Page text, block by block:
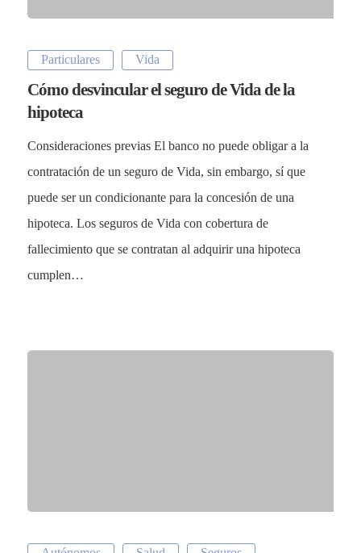
Particulares Vida
Cómo desvincular el seguro de Vida de la
hipoteca
Consideraciones previas El banco no puede obligar a la
contratación de un seguro de Vida, sin embargo, sí que
puede ser un condicionante para la concesión de una
hipoteca. Los seguros de Vida con cobertura de
fallecimiento que se contratan al adquirir una hipoteca
cumplen…